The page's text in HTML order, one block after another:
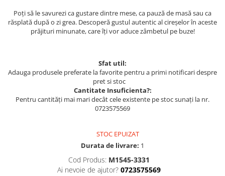
Poți să le savurezi ca gustare dintre mese, ca pauză de masă sau ca
răsplată după o zi grea. Descoperă gustul autentic al cireșelor în aceste
prăjituri minunate, care îți vor aduce zâmbetul pe buze!
Sfat util:
Adauga produsele preferate la favorite pentru a primi notificari despre
pret si stoc
Cantitate Insuficienta?:
Pentru cantități mai mari decât cele existente pe stoc sunați la nr.
0723575569
STOC EPUIZAT
Durata de livrare: 1
Cod Produs: M1545-3331
Ai nevoie de ajutor? 0723575569